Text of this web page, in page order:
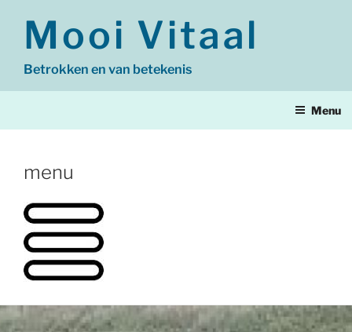
inhoud
Mooi Vitaal
Betrokken en van betekenis
Menu
menu